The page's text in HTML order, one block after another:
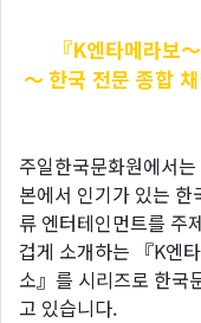
『K엔타메라보
～ 한국 전문 종합
주일한국문화원에서
본에서 인기가 있는
류 엔터테인먼트를 주
겁게 소개하는 『K엔
소』를 시리즈로 한국
고 있습니다.